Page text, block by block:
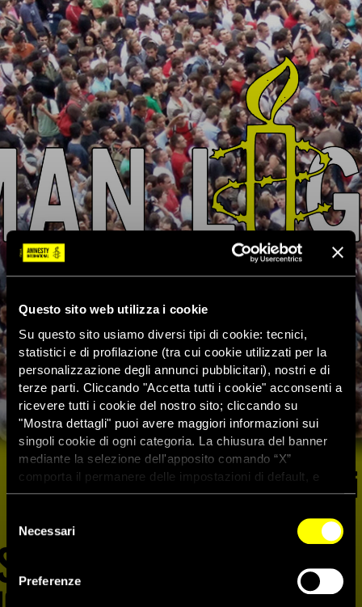
Questo sito web utilizza i cookie
Su questo sito usiamo diversi tipi di cookie: tecnici,
statistici e di profilazione (tra cui cookie utilizzati per la
personalizzazione degli annunci pubblicitari), nostri e di
terze parti. Cliccando "Accetta tutti i cookie" acconsenti a
ricevere tutti i cookie del nostro sito; cliccando su
"Mostra dettagli" puoi avere maggiori informazioni sui
singoli cookie di ogni categoria. La chiusura del banner
mediante la selezione dell'apposito comando “X”
comporta il permanere delle impostazioni di default, e
dunque la continuazione della navigazione con i cookie
dei cookie attivi sul sito clicca
del
consenso
Necessari
Preferenze